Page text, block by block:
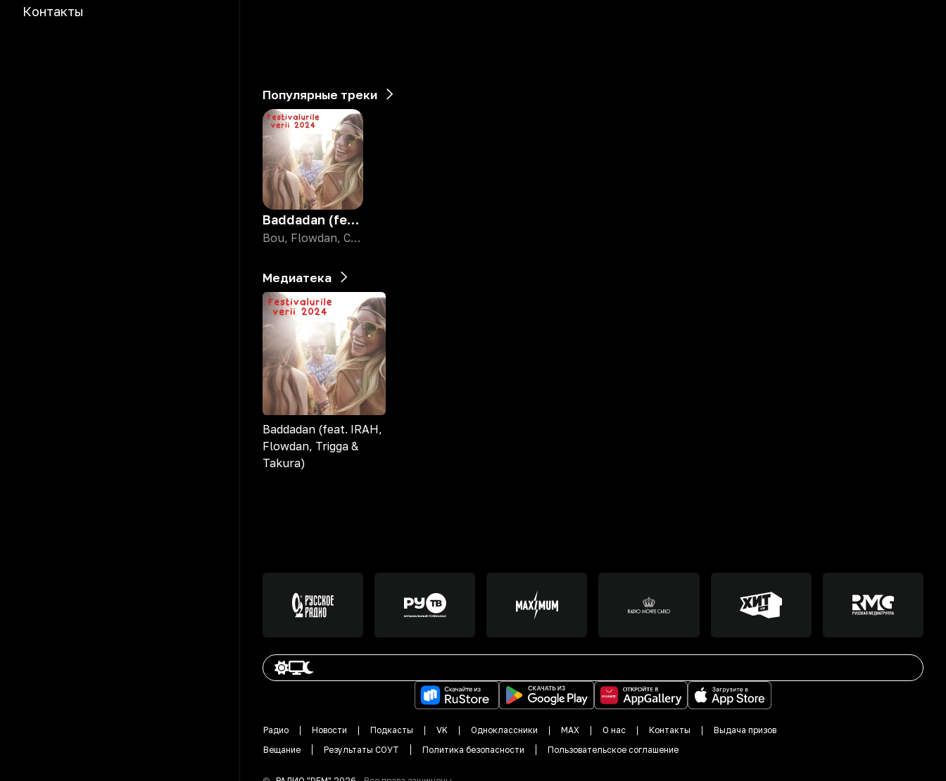
Контакты
Популярные треки
Baddadan (feat. IRAH, Flowdan, Trigga & Takura)
Bou, Flowdan, Chase & Status
Медиатека
Baddadan (feat. IRAH,
Flowdan, Trigga &
Takura)
Радио Новости Подкасты VK Одноклассники MAX О нас Контакты
Выдача призов
Вещание
Результаты СОУТ Политика безопасности Пользовательское соглашение